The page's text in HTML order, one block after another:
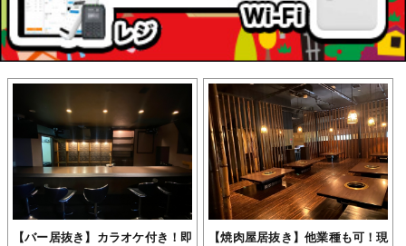
【バー居抜き】カラオケ付き！即
【焼肉屋居抜き】他業種も可！現